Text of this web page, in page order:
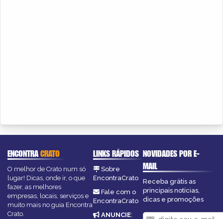
ENCONTRACRATO
O melhor de Crato num só
lugar! Dicas, onde ir, o que
fazer, as melhores
empresas, locais, serviços e
muito mais no guia Encontra
Crato.
LINKS RÁPIDOS
Sobre
EncontraCrato
Fale com o
EncontraCrato
ANUNCIE:
NOVIDADES POR E-
MAIL
Receba grátis as
principais notícias,
dicas e promoções